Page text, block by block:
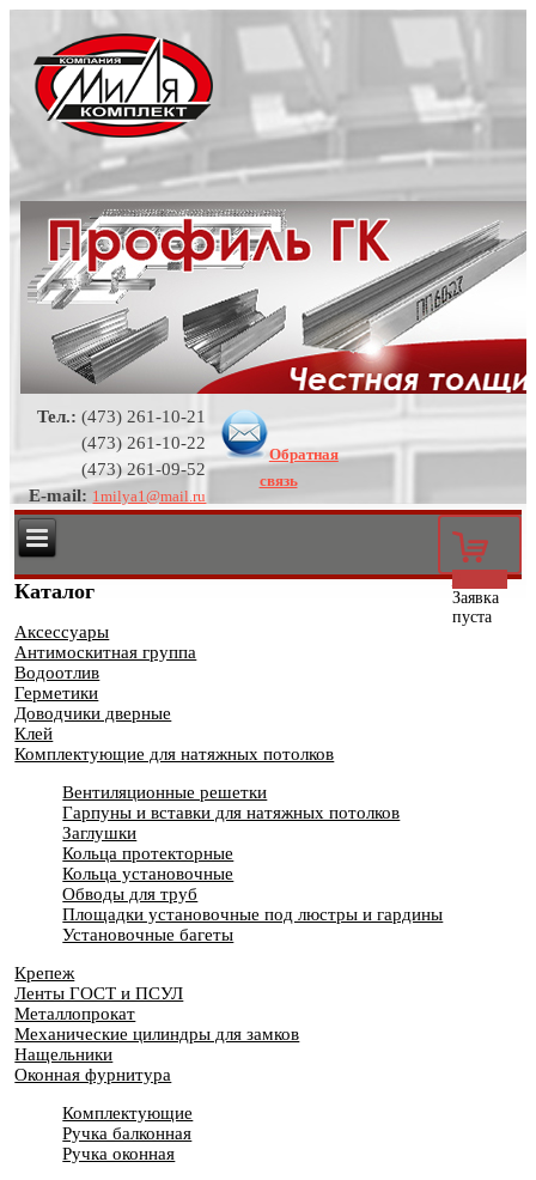
Тел.: (473) 261-10-21
(473) 261-10-22
(473) 261-09-52
E-mail: 1milya1@mail.ru
Обратная
связь
0
Заявка
пуста
Каталог
Аксессуары
Антимоскитная группа
Водоотлив
Герметики
Доводчики дверные
Клей
Комплектующие для натяжных потолков
Вентиляционные решетки
Гарпуны и вставки для натяжных потолков
Заглушки
Кольца протекторные
Кольца установочные
Обводы для труб
Площадки установочные под люстры и гардины
Установочные багеты
Крепеж
Ленты ГОСТ и ПСУЛ
Металлопрокат
Механические цилиндры для замков
Нащельники
Оконная фурнитура
Комплектующие
Ручка балконная
Ручка оконная